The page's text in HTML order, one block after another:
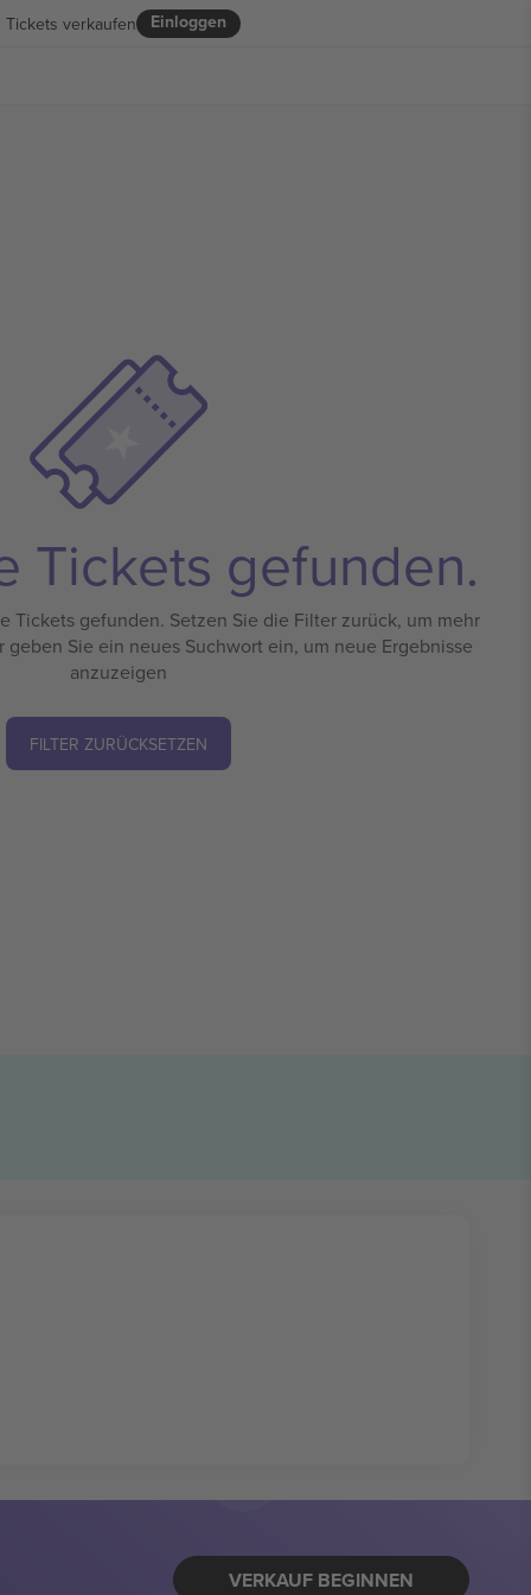
Einloggen
Tickets verkaufen
Tickets gefunden.
Tickets gefunden. Setzen Sie die Filter zurück, um mehr
Sie ein neues Suchwort ein, um neue Ergebnisse
anzuzeigen
FILTER ZURÜCKSETZEN
VERKAUF BEGINNEN